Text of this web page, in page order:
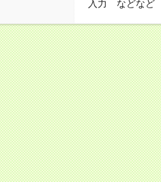
入力 などなど